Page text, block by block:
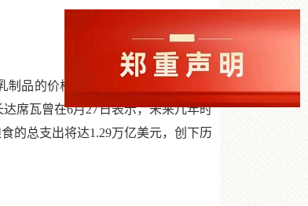
品的价格上涨，从而加深了全球各
席瓦曾在6月27日表示，未来几年时
的总支出将达1.29万亿美元，创下历